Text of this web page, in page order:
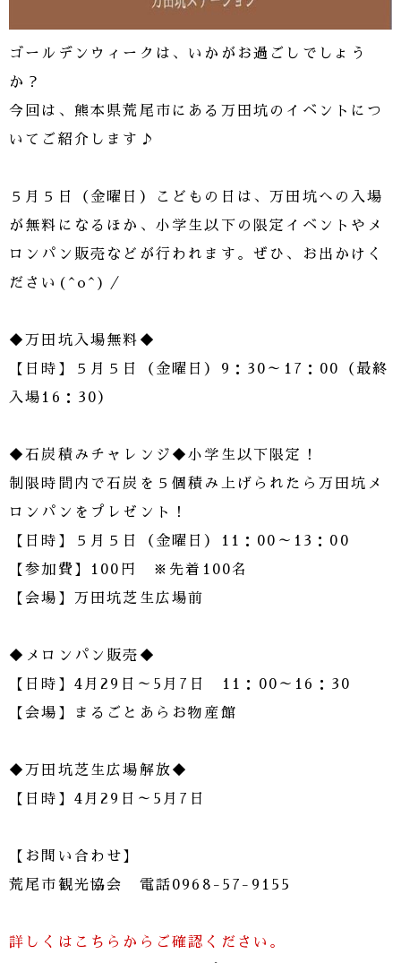
ゴールデンウィークは、いかがお過ごしでしょう
か？
今回は、熊本県荒尾市にある万田坑のイベントにつ
いてご紹介します♪
５月５日（金曜日）こどもの日は、万田坑への入場
が無料になるほか、小学生以下の限定イベントやメ
ロンパン販売などが行われます。ぜひ、お出かけく
ださい(^o^)／
◆万田坑入場無料◆
【日時】５月５日（金曜日）9：30～17：00（最終
入場16：30）
◆石炭積みチャレンジ◆小学生以下限定！
制限時間内で石炭を５個積み上げられたら万田坑メ
ロンパンをプレゼント！
【日時】５月５日（金曜日）11：00～13：00
【参加費】100円 ※先着100名
【会場】万田坑芝生広場前
◆メロンパン販売◆
【日時】4月29日～5月7日 11：00～16：30
【会場】まるごとあらお物産館
◆万田坑芝生広場解放◆
【日時】4月29日～5月7日
【お問い合わせ】
荒尾市観光協会 電話0968-57-9155
詳しくはこちらからご確認ください。